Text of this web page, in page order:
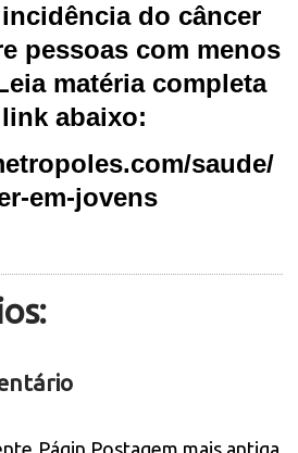
do câncer
pessoas com menos
matéria completa
abaixo:
saude/
em-jovens